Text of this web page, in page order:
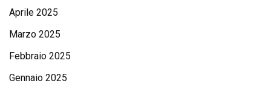
Aprile 2025
Marzo 2025
Febbraio 2025
Gennaio 2025